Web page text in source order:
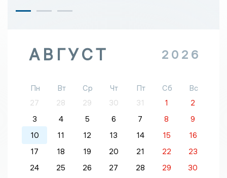
АВГУСТ 2026
Пн Вт Ср Чт Пт Сб
Вс
27
28 29 30 31 1
2
3
4 5 6 7 8
9
10
11 12 13 14 15
16
17
18 19 20 21 22
23
24
25 26 27 28 29
30